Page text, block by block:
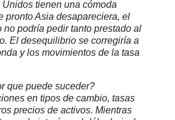
tienen una cómoda
pronto Asia desapareciera, el
no podría pedir tanto prestado al
El desequilibrio se corregiría a
y los movimientos de la tasa
que puede suceder?
en tipos de cambio, tasas
precios de activos. Mientras